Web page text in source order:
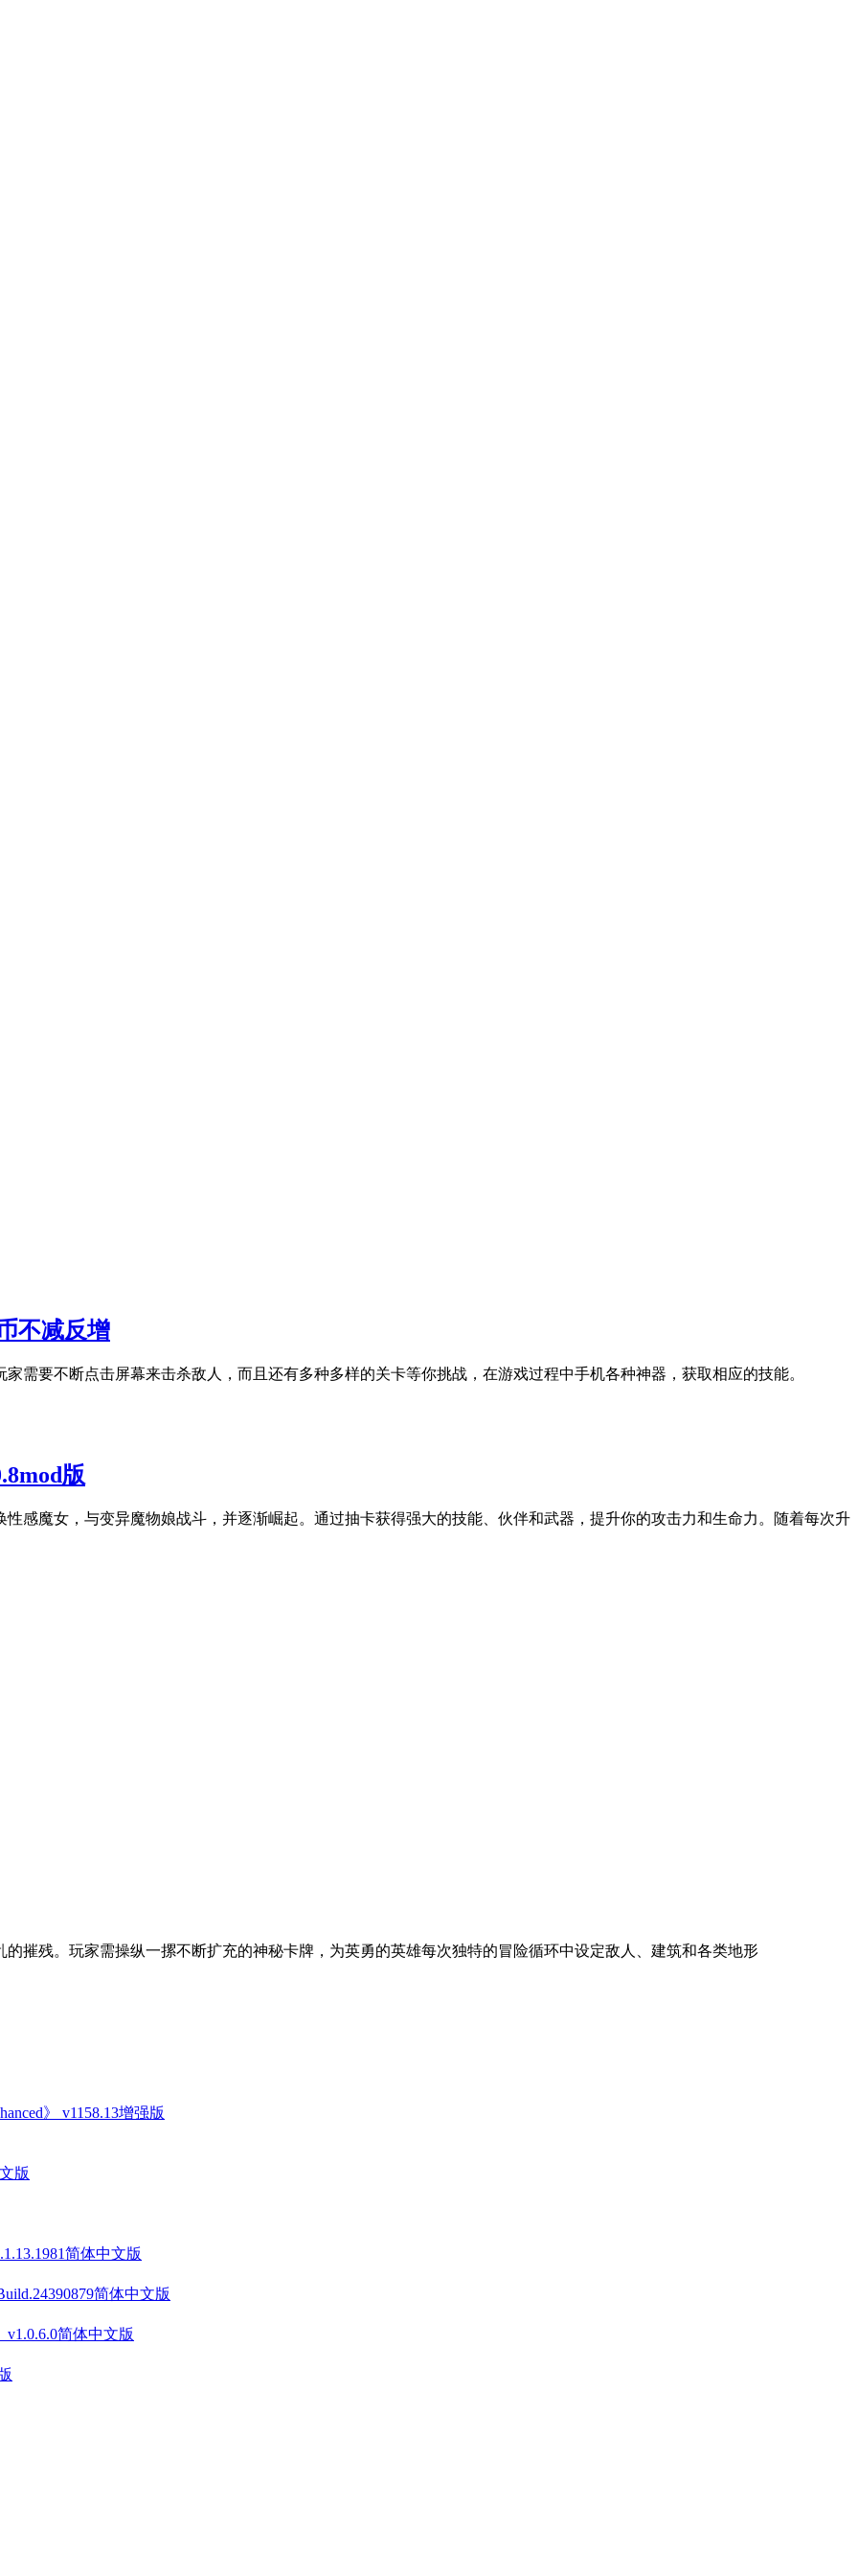
不减反增
需要不断点击屏幕来击杀敌人，而且还有多种多样的关卡等你挑战，在游戏过程中手机各种神器，获取相应的技能。
版
感魔女，与变异魔物娘战斗，并逐渐崛起。通过抽卡获得强大的技能、伙伴和武器，提升你的攻击力和生命力。随着每次升
摧残。玩家需操纵一摞不断扩充的神秘卡牌，为英勇的英雄每次独特的冒险循环中设定敌人、建筑和各类地形
》 v1158.13增强版
版
简体中文版
简体中文版
v1.0.6.0简体中文版